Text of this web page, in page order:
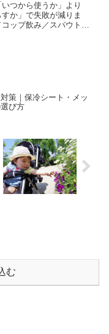
つから使うか」より
すか」で失敗が減りま
ップ飲み／スパウトの
策｜保冷シート・メッ
び方
む